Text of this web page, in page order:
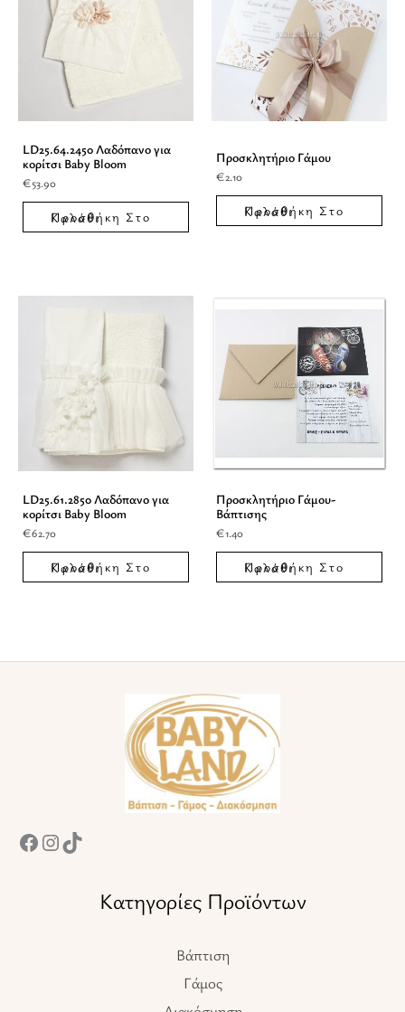
LD25.64.2450 Λαδόπανο για
κορίτσι Baby Bloom
€53.90
Προσθήκη Στο Καλάθι
Προσκλητήριο Γάμου
€2.10
Προσθήκη Στο Καλάθι
LD25.61.2850 Λαδόπανο για
κορίτσι Baby Bloom
€62.70
Προσθήκη Στο Καλάθι
Προσκλητήριο Γάμου-
Βάπτισης
€1.40
Προσθήκη Στο Καλάθι
Κατηγορίες Προϊόντων
Βάπτιση
Γάμος